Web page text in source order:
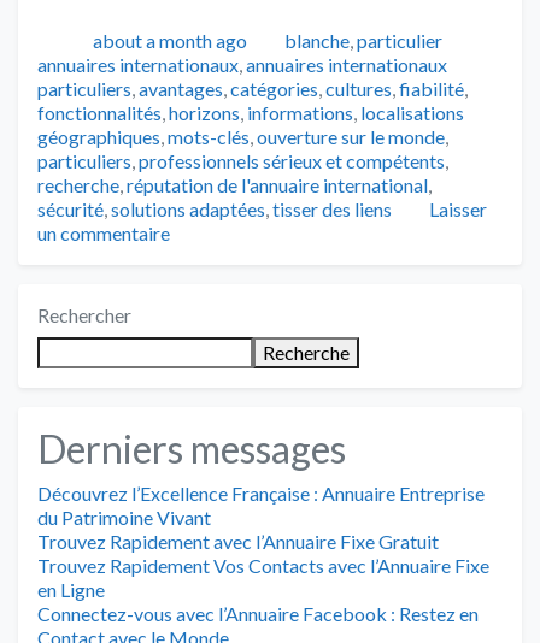
Publié
about a month ago Catégories
blanche,particulier
annuaires internationaux,annuaires internationaux
particuliers,avantages,catégories,cultures,fiabilité,
fonctionnalités,horizons, informations, localisations
géographiques,mots-clés,ouverture sur le monde,
particuliers,professionnels sérieux et compétents,
recherche,réputation de l'annuaire international,
sécurité,solutions adaptées,tisser des liens
Laisser
un commentaire
Rechercher
Recherche
Derniers messages
Découvrez l’Excellence Française : Annuaire Entreprise
du Patrimoine Vivant
Trouvez Rapidement avec l’Annuaire Fixe Gratuit
Trouvez Rapidement Vos Contacts avec l’Annuaire Fixe
en Ligne
Connectez-vous avec l’Annuaire Facebook : Restez en
Contact avec le Monde